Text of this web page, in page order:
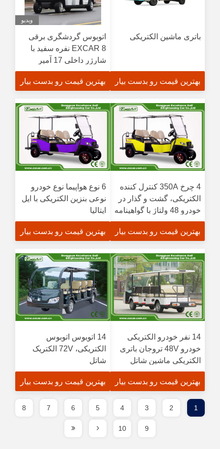
باتری ماشین الکتریکی
بهترین قیمت رو بدست بیار
ویدیو
اتوبوس گردشگری برقی
EXCAR 8 نفره سفید با
شارژر داخلی 17 آمپر
ساعت، مناسب برای
مناطق شهری و تفریحی
بهترین قیمت رو بدست بیار
4 چرخ 350A کنترل کننده
الکتریکی، گشت و گذار در
خودرو 48 ولتاژ با گواهینامه
CE
بهترین قیمت رو بدست بیار
6 نوع هواپیما نوع خودرو
نوعی بنزین الکتریکی با ایل
ایتالیا
بهترین قیمت رو بدست بیار
14 نفر خودرو الکتریکی
خودرو 48V تروجان باتری
الکتریکی ماشین شاتل
بهترین قیمت رو بدست بیار
14 اتوبوس اتوبوس
الکتریکی، 72V الکتریک
شاتل
بهترین قیمت رو بدست بیار
1
2
3
4
5
6
7
8
9
10